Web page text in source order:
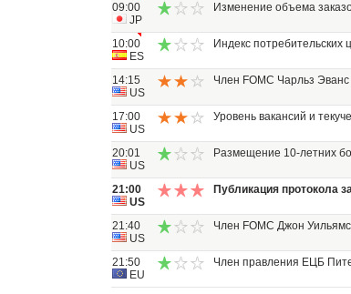
09:00
JP
Изменение объема
10:00
ES
Индекс потребительских
14:15
US
Член FOMC Чарльз
17:00
US
Уровень вакансий и
20:01
US
Размещение 10-летних
21:00
US
Публикация протокола
21:40
US
Член FOMC Джон
21:50
EU
Член правления ЕЦБ